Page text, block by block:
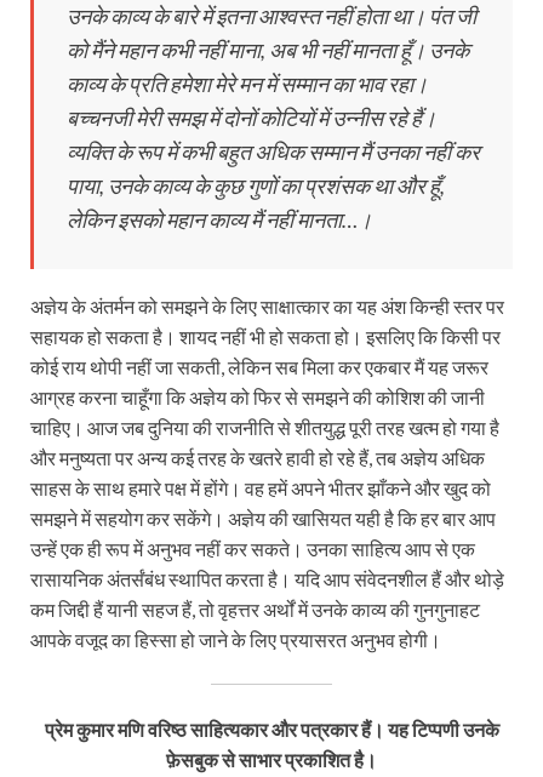
उनके काव्य के बारे में इतना आश्वस्त नहीं होता था। पंत जी
को मैंने महान कभी नहीं माना, अब भी नहीं मानता हूँ। उनके
काव्य के प्रति हमेशा मेरे मन में सम्मान का भाव रहा।
बच्चनजी मेरी समझ में दोनों कोटियों में उन्नीस रहे हैं।
व्यक्ति के रूप में कभी बहुत अधिक सम्मान मैं उनका नहीं कर
पाया, उनके काव्य के कुछ गुणों का प्रशंसक था और हूँ,
लेकिन इसको महान काव्य मैं नहीं मानता…।
अज्ञेय के अंतर्मन को समझने के लिए साक्षात्कार का यह अंश किन्ही स्तर पर
सहायक हो सकता है। शायद नहीं भी हो सकता हो। इसलिए कि किसी पर
कोई राय थोपी नहीं जा सकती, लेकिन सब मिला कर एकबार मैं यह जरूर
आग्रह करना चाहूँगा कि अज्ञेय को फिर से समझने की कोशिश की जानी
चाहिए। आज जब दुनिया की राजनीति से शीतयुद्ध पूरी तरह खत्म हो गया है
और मनुष्यता पर अन्य कई तरह के खतरे हावी हो रहे हैं, तब अज्ञेय अधिक
साहस के साथ हमारे पक्ष में होंगे। वह हमें अपने भीतर झाँकने और खुद को
समझने में सहयोग कर सकेंगे। अज्ञेय की खासियत यही है कि हर बार आप
उन्हें एक ही रूप में अनुभव नहीं कर सकते। उनका साहित्य आप से एक
रासायनिक अंतर्संबंध स्थापित करता है। यदि आप संवेदनशील हैं और थोड़े
कम जिद्दी हैं यानी सहज हैं, तो वृहत्तर अर्थों में उनके काव्य की गुनगुनाहट
आपके वजूद का हिस्सा हो जाने के लिए प्रयासरत अनुभव होगी।
प्रेम कुमार मणि वरिष्ठ साहित्यकार और पत्रकार हैं। यह टिप्पणी उनके
फ़ेसबुक से साभार प्रकाशित है।